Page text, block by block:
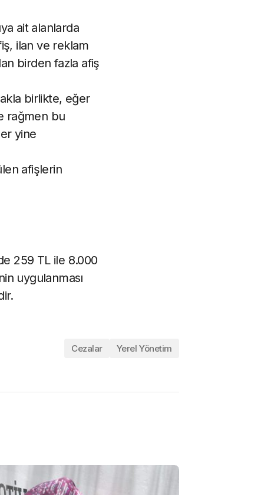
ait alanlarda
ilan ve reklam
birden fazla afiş
birlikte, eğer
rağmen bu
yine
afişlerin
259 TL ile 8.000
uygulanması
Cezalar Yerel Yönetim